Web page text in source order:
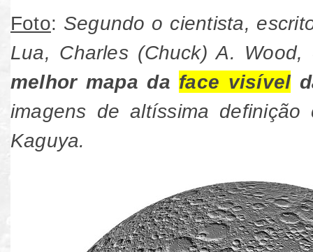
Foto: Segundo o cientista,
Lua, Charles (Chuck) A.
melhor mapa da face visível
imagens de altíssima
Kaguya.